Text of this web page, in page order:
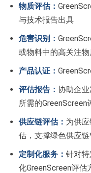
物质评估：
与技术报告出具
危害识别：
或物料中的高关注
产品认证：
评估报告： 协助企
所需的GreenScreen
供应链评估： 为供
估，支撑绿色供应
定制化服务： 针对
化GreenScreen评估